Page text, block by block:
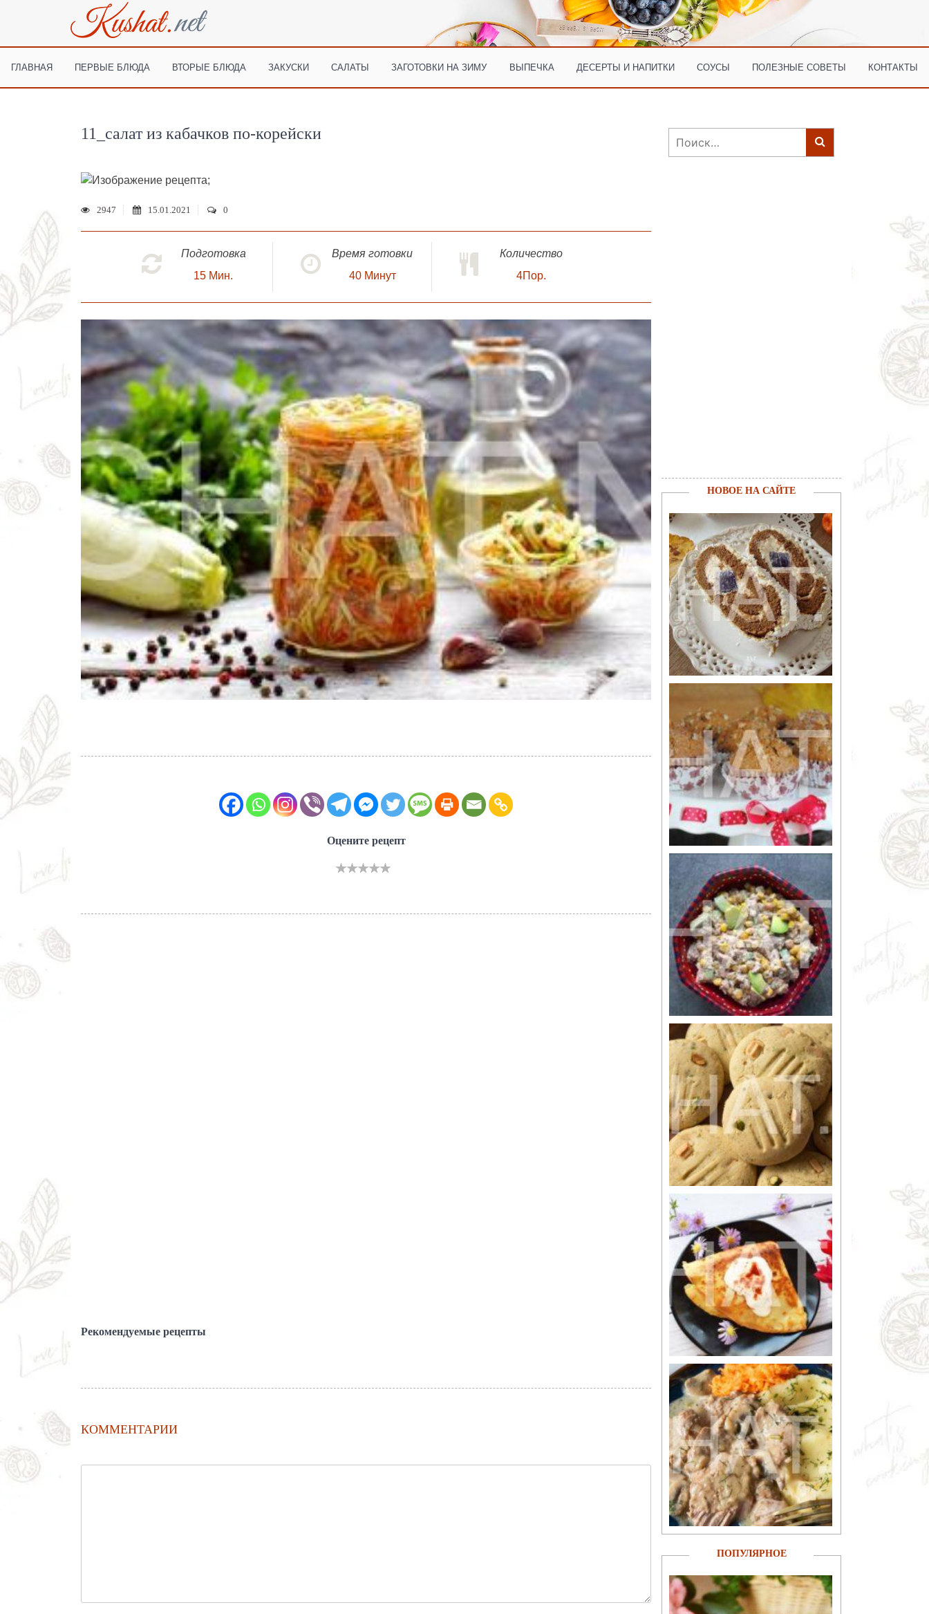
ГЛАВНАЯ ПЕРВЫЕ БЛЮДА ВТОРЫЕ БЛЮДА ЗАКУСКИ САЛАТЫ ЗАГОТОВКИ НА ЗИМУ ВЫПЕЧКА ДЕСЕРТЫ И НАПИТКИ СОУСЫ ПОЛЕЗНЫЕ СОВЕТЫ КОНТАКТЫ
11_салат из кабачков по-корейски
;
2947 15.01.2021 0
Подготовка
15 Мин.
Время готовки
40 Минут
Количество
4Пор.
Оцените рецепт
Рекомендуемые рецепты
КОММЕНТАРИИ
Найти:
НОВОЕ НА САЙТЕ
ПОПУЛЯРНОЕ